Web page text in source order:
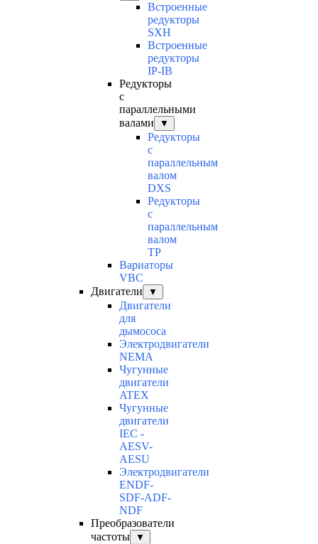
Встроенные
редукторы
SXH
Встроенные
редукторы
IP-IB
Редукторы
с
параллельными
валами
▼
Редукторы
с
параллельным
валом
DXS
Редукторы
с
параллельным
валом
TP
Вариаторы
VBC
Двигатели
▼
Двигатели
для
дымососа
Электродвигатели
NEMA
Чугунные
двигатели
ATEX
Чугунные
двигатели
IEC -
AESV-
AESU
Электродвигатели
ENDF-
SDF-ADF-
NDF
Преобразователи
частоты
▼